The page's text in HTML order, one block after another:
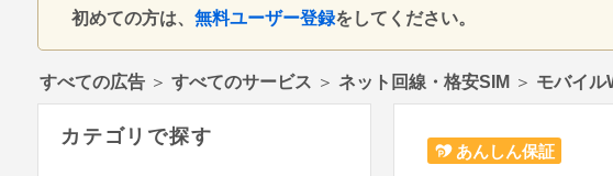
初めての方は、 無料ユーザー登録をしてください。
すべての広告 ＞ すべてのサービス ＞ ネット回線・格安SIM ＞ モバイル
あんしん保証
カテゴリで探す